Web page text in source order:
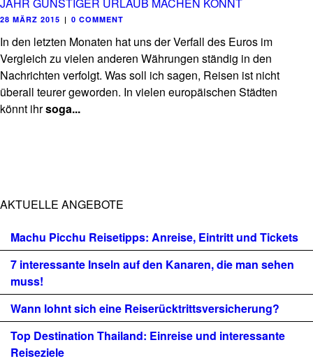
28 MÄRZ 2015 | 0 COMMENT
In den letzten Monaten hat uns der Verfall des Euros im
Vergleich zu vielen anderen Währungen ständig in den
Nachrichten verfolgt. Was soll ich sagen, Reisen ist nicht
überall teurer geworden. In vielen europäischen Städten
könnt ihrsoga...
AKTUELLE ANGEBOTE
Machu Picchu Reisetipps: Anreise, Eintritt und Tickets
7 interessante Inseln auf den Kanaren, die man sehen
muss!
Wann lohnt sich eine Reiserücktrittsversicherung?
Top Destination Thailand: Einreise und interessante
Reiseziele